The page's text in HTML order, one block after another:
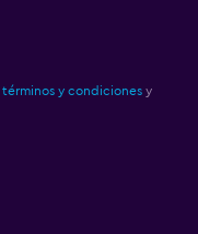
términos y condiciones y